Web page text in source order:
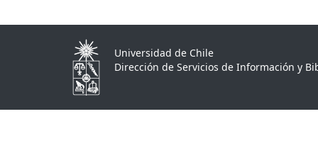
Universidad de Chile
Dirección de Servicios de Información y